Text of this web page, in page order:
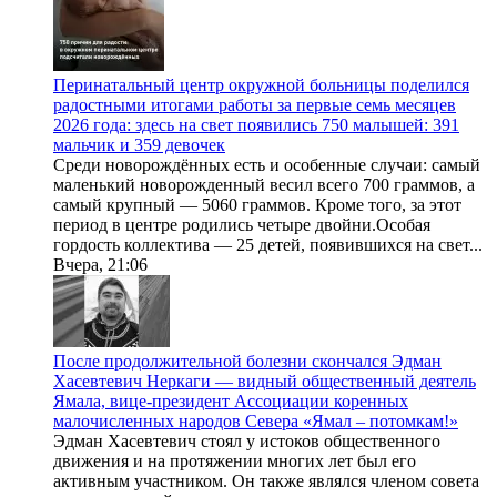
Перинатальный центр окружной больницы поделился
радостными итогами работы за первые семь месяцев
2026 года: здесь на свет появились 750 малышей: 391
мальчик и 359 девочек
Среди новорождённых есть и особенные случаи: самый
маленький новорожденный весил всего 700 граммов, а
самый крупный — 5060 граммов. Кроме того, за этот
период в центре родились четыре двойни.Особая
гордость коллектива — 25 детей, появившихся на свет...
Вчера, 21:06
После продолжительной болезни скончался Эдман
Хасевтевич Неркаги — видный общественный деятель
Ямала, вице-президент Ассоциации коренных
малочисленных народов Севера «Ямал – потомкам!»
Эдман Хасевтевич стоял у истоков общественного
движения и на протяжении многих лет был его
активным участником. Он также являлся членом совета